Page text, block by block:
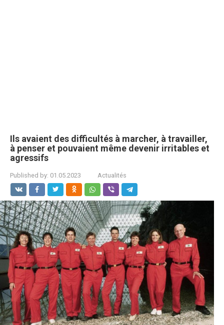
Ils avaient des difficultés à marcher, à travailler,
à penser et pouvaient même devenir irritables et
agressifs
Published by: 01.05.2023 Actualités